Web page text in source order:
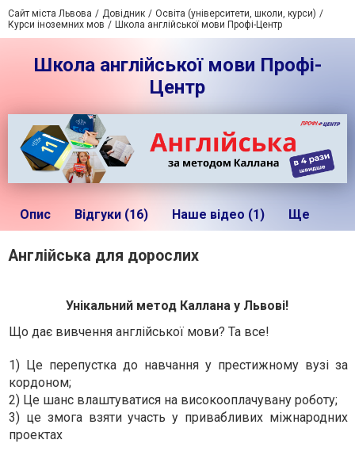
Сайт міста Львова Довідник
Освіта (університети, школи, курси)
Курси іноземних мов
Школа англійської мови Профі-Центр
Школа англійської мови Профі-
Центр
Опис Відгуки (16) Наше відео (1) Ще
Англійська для дорослих
Унікальний метод Каллана у Львові!
Що дає вивчення англійської мови? Та все!
1) Це перепустка до навчання у престижному вузі за
кордоном;
2) Це шанс влаштуватися на високооплачувану роботу;
3) це змога взяти участь у привабливих міжнародних
проектах